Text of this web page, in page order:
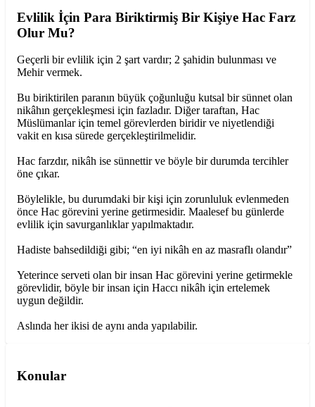
Evlilik İçin Para Biriktirmiş Bir Kişiye Hac Farz
Olur Mu?
Geçerli bir evlilik için 2 şart vardır; 2 şahidin bulunması ve
Mehir vermek.
Bu biriktirilen paranın büyük çoğunluğu kutsal bir sünnet olan
nikâhın gerçekleşmesi için fazladır. Diğer taraftan, Hac
Müslümanlar için temel görevlerden biridir ve niyetlendiği
vakit en kısa sürede gerçekleştirilmelidir.
Hac farzdır, nikâh ise sünnettir ve böyle bir durumda tercihler
öne çıkar.
Böylelikle, bu durumdaki bir kişi için zorunluluk evlenmeden
önce Hac görevini yerine getirmesidir. Maalesef bu günlerde
evlilik için savurganlıklar yapılmaktadır.
Hadiste bahsedildiği gibi; “en iyi nikâh en az masraflı olandır”
Yeterince serveti olan bir insan Hac görevini yerine getirmekle
görevlidir, böyle bir insan için Haccı nikâh için ertelemek
uygun değildir.
Aslında her ikisi de aynı anda yapılabilir.
Konular